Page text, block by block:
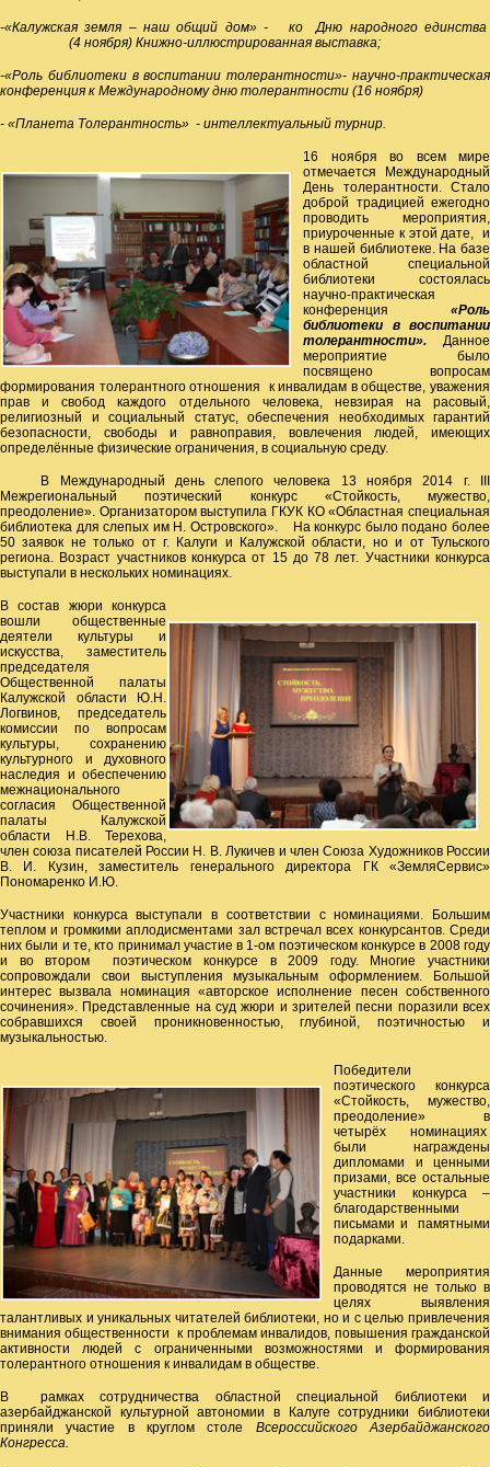
-«Калужская земля – наш общий дом» - ко Дню народного единства
(4 ноября) Книжно-иллюстрированная выставка;
-«Роль библиотеки в воспитании толерантности»- научно-практическая
конференция к Международному дню толерантности (16 ноября)
- «Планета Толерантность» - интеллектуальный турнир.
16 ноября во всем мире
отмечается Международный
День толерантности. Стало
доброй традицией ежегодно
проводить мероприятия,
приуроченные к этой дате, и
в нашей библиотеке. На базе
областной специальной
библиотеки состоялась
научно-практическая
конференция «Роль
библиотеки в воспитании
толерантности». Данное
мероприятие было
посвящено вопросам
формирования толерантного отношения к инвалидам в обществе, уважения
прав и свобод каждого отдельного человека, невзирая на расовый,
религиозный и социальный статус, обеспечения необходимых гарантий
безопасности, свободы и равноправия, вовлечения людей, имеющих
определённые физические ограничения, в социальную среду.
В Международный день слепого человека 13 ноября 2014 г. III
Межрегиональный поэтический конкурс «Стойкость, мужество,
преодоление». Организатором выступила ГКУК КО «Областная специальная
библиотека для слепых им Н. Островского». На конкурс было подано более
50 заявок не только от г. Калуги и Калужской области, но и от Тульского
региона. Возраст участников конкурса от 15 до 78 лет. Участники конкурса
выступали в нескольких номинациях.
В состав жюри конкурса
вошли общественные
деятели культуры и
искусства, заместитель
председателя
Общественной палаты
Калужской области Ю.Н.
Логвинов, председатель
комиссии по вопросам
культуры, сохранению
культурного и духовного
наследия и обеспечению
межнационального
согласия Общественной
палаты Калужской
области Н.В. Терехова,
член союза писателей России Н. В. Лукичев и член Союза Художников России
В. И. Кузин, заместитель генерального директора ГК «ЗемляСервис»
Пономаренко И.Ю.
Участники конкурса выступали в соответствии с номинациями. Большим
теплом и громкими аплодисментами зал встречал всех конкурсантов. Среди
них были и те, кто принимал участие в 1-ом поэтическом конкурсе в 2008 году
и во втором поэтическом конкурсе в 2009 году. Многие участники
сопровождали свои выступления музыкальным оформлением. Большой
интерес вызвала номинация «авторское исполнение песен собственного
сочинения». Представленные на суд жюри и зрителей песни поразили всех
собравшихся своей проникновенностью, глубиной, поэтичностью и
музыкальностью.
Победители
поэтического конкурса
«Стойкость, мужество,
преодоление» в
четырёх номинациях
были награждены
дипломами и ценными
призами, все остальные
участники конкурса –
благодарственными
письмами и памятными
подарками.
Данные мероприятия
проводятся не только в
целях выявления
талантливых и уникальных читателей библиотеки, но и с целью привлечения
внимания общественности к проблемам инвалидов, повышения гражданской
активности людей с ограниченными возможностями и формирования
толерантного отношения к инвалидам в обществе.
В рамках сотрудничества областной специальной библиотеки и
азербайджанской культурной автономии в Калуге сотрудники библиотеки
приняли участие в круглом столе Всероссийского Азербайджанского
Конгресса.